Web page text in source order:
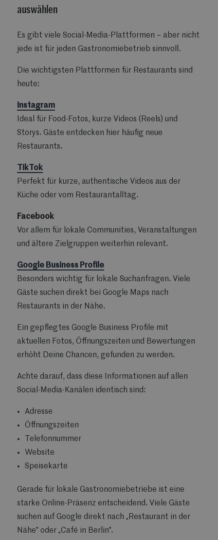
auswählen
Es gibt viele Social-Media-Plattformen – aber nicht
jede ist für jeden Gastronomiebetrieb sinnvoll.
Die wichtigsten Plattformen für Restaurants sind
heute:
Instagram
Ideal für Food-Fotos, kurze Videos (Reels) und
Storys. Gäste entdecken hier häufig neue
Restaurants.
TikTok
Perfekt für kurze, authentische Videos aus der
Küche oder vom Restaurantalltag.
Facebook
Vor allem für lokale Communities, Veranstaltungen
und ältere Zielgruppen weiterhin relevant.
Google Business Profile
Besonders wichtig für lokale Suchanfragen. Viele
Gäste suchen direkt bei Google Maps nach
Restaurants in der Nähe.
Ein gepflegtes Google Business Profile mit
aktuellen Fotos, Öffnungszeiten und Bewertungen
erhöht Deine Chancen, gefunden zu werden.
Achte darauf, dass diese Informationen auf allen
Social-Media-Kanälen identisch sind:
Adresse
Öffnungszeiten
Telefonnummer
Website
Speisekarte
Gerade für lokale Gastronomiebetriebe ist eine
starke Online-Präsenz entscheidend. Viele Gäste
suchen auf Google direkt nach „Restaurant in der
Nähe" oder „Café in Berlin".